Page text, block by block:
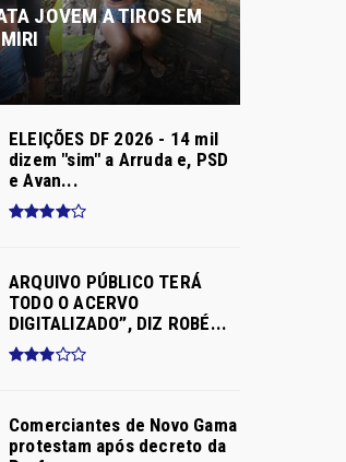
JOVEM A TIROS EM
ELEIÇÕES DF 2026 - 14 mil
dizem "sim" a Arruda e, PSD
e Avan...
ARQUIVO PÚBLICO TERÁ
TODO O ACERVO
DIGITALIZADO”, DIZ ROBÉ...
Comerciantes de Novo Gama
protestam após decreto da